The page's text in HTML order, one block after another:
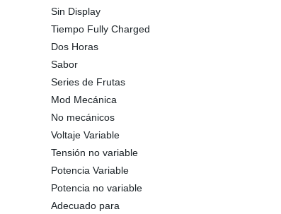
Sin Display
Tiempo Fully Charged
Dos Horas
Sabor
Series de Frutas
Mod Mecánica
No mecánicos
Voltaje Variable
Tensión no variable
Potencia Variable
Potencia no variable
Adecuado para